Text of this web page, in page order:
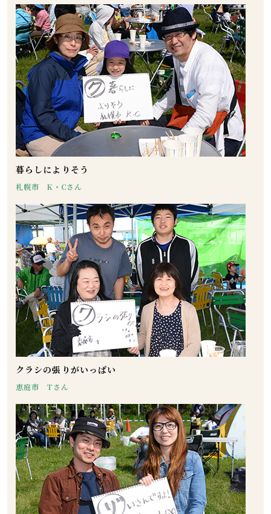
暮らしによりそう
札幌市 K・Cさん
クラシの張りがいっぱい
恵庭市 Tさん